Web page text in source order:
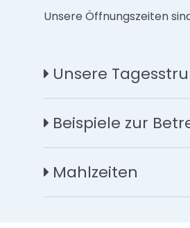
Unsere Öffnungszeiten
Unsere
Beispiele zur
Mahlzeiten